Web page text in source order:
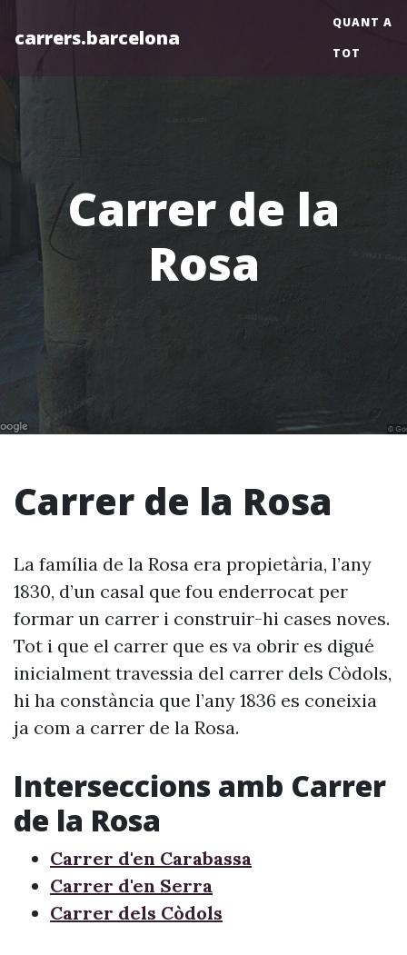
carrers.barcelona
QUANT A
TOT
Carrer de la
Rosa
Carrer de la Rosa
La família de la Rosa era propietària, l’any
1830, d’un casal que fou enderrocat per
formar un carrer i construir-hi cases noves.
Tot i que el carrer que es va obrir es digué
inicialment travessia del carrer dels Còdols,
hi ha constància que l’any 1836 es coneixia
ja com a carrer de la Rosa.
Interseccions amb Carrer
de la Rosa
Carrer d'en Carabassa
Carrer d'en Serra
Carrer dels Còdols